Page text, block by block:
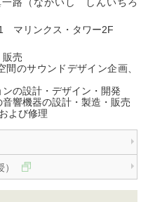
マリンクス・タワー2F
販売
のサウンドデザイン企画、
の設計・デザイン・開発
響機器の設計・製造・販売
よび修理
）